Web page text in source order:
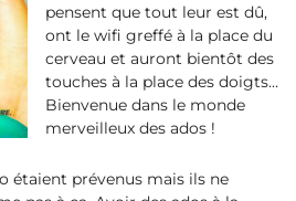
pensent que tout leur est dû,
ont le wifi greffé à la place du
cerveau et auront bientôt des
touches à la place des doigts…
Bienvenue dans le monde
merveilleux des ados !
étaient prévenus mais ils ne